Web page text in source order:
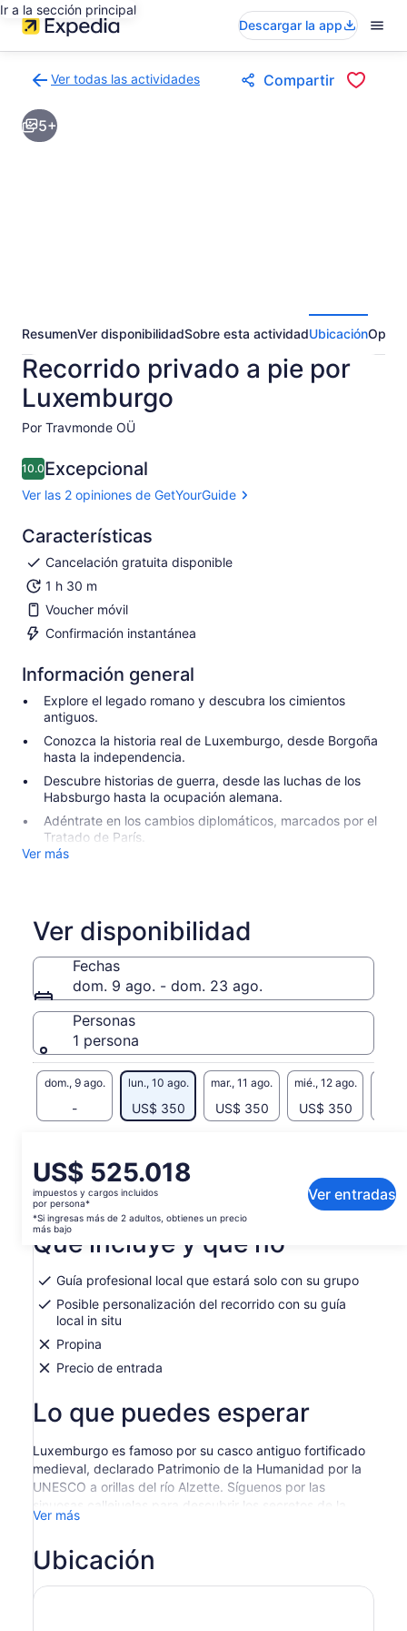
Ir a la sección principal
Descargar la app
Ver todas las actividades
a
la
página
Compartir
5+
ResumenVer disponibilidadSobre esta actividadUbicación
Recorrido privado a pie por
Luxemburgo
Por Travmonde OÜ
10.010.0 de 10
Excepcional
Ver las 2 opiniones de GetYourGuide
Características
Cancelación gratuita disponible
1 h 30 m
Voucher móvil
Confirmación instantánea
Información general
Explore el legado romano y descubra los cimientos
antiguos.
Conozca la historia real de Luxemburgo, desde Borgoña
hasta la independencia.
Descubre historias de guerra, desde las luchas de los
Habsburgo hasta la ocupación alemana.
Adéntrate en los cambios diplomáticos, marcados por el
Tratado de París.
Ver más
Ver disponibilidad
Fechas
dom. 9 ago. - dom. 23 ago.
Personas
1 persona
dom., 9 ago.
-
lun., 10 ago.
US$ 350
mar., 11 ago.
US$ 350
mié., 12 ago.
US$ 350
El
precio
es
de
US$ 525.018.
por
persona*
ingresas
más
de
2 adultos,
un
precio
bajo
US$ 525.018
impuestos y cargos incluidos
por persona*
*Si ingresas más de 2 adultos, obtienes un precio
más bajo
Ver entradas
Ver el texto original (inglés)
Enviar comentarios sobre esta traducciónSe
abrirá
pestaña
Qué incluye y qué no
Guía profesional local que estará solo con su grupo
Posible personalización del recorrido con su guía
local in situ
Propina
Precio de entrada
Lo que puedes esperar
Luxemburgo es famoso por su casco antiguo fortificado
medieval, declarado Patrimonio de la Humanidad por la
UNESCO a orillas del río Alzette. Síguenos por las
sinuosas callejuelas para descubrir los secretos de la
ciudad y déjate sorprender por las grandes plazas,
admirar una mezcla de estilos que van desde la
monumento de Dicks y Lentz, dedicado a los dos poetas
Ver más
Ubicación